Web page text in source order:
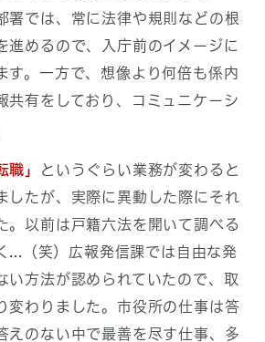
署では、常に法律や規則などの根
進めるので、入庁前のイメージに
す。一方で、想像より何倍も係内
共有をしており、コミュニケーシ
職」
というぐらい業務が変わると
したが、実際に異動した際にそれ
。以前は戸籍六法を開いて調べる
...（笑）広報発信課では自由な発
い方法が認められていたので、取
変わりました。市役所の仕事は答
えのない中で最善を尽す仕事、多